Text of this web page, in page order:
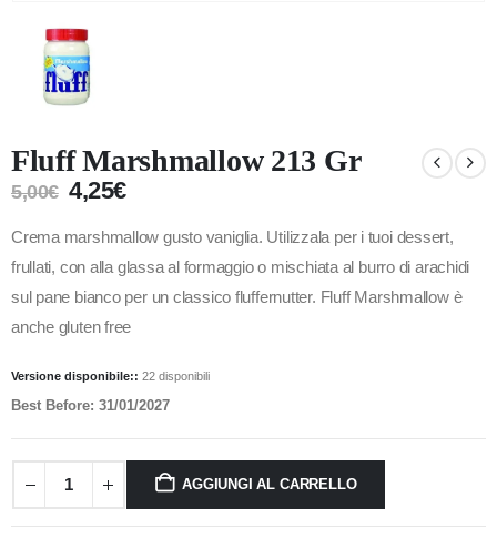
Fluff Marshmallow 213 Gr
5,00€ 4,25€
Crema marshmallow gusto vaniglia. Utilizzala per i tuoi dessert,
frullati, con alla glassa al formaggio o mischiata al burro di arachidi
sul pane bianco per un classico fluffernutter. Fluff Marshmallow è
anche gluten free
Versione disponibile:: 22 disponibili
Best Before: 31/01/2027
AGGIUNGI AL CARRELLO